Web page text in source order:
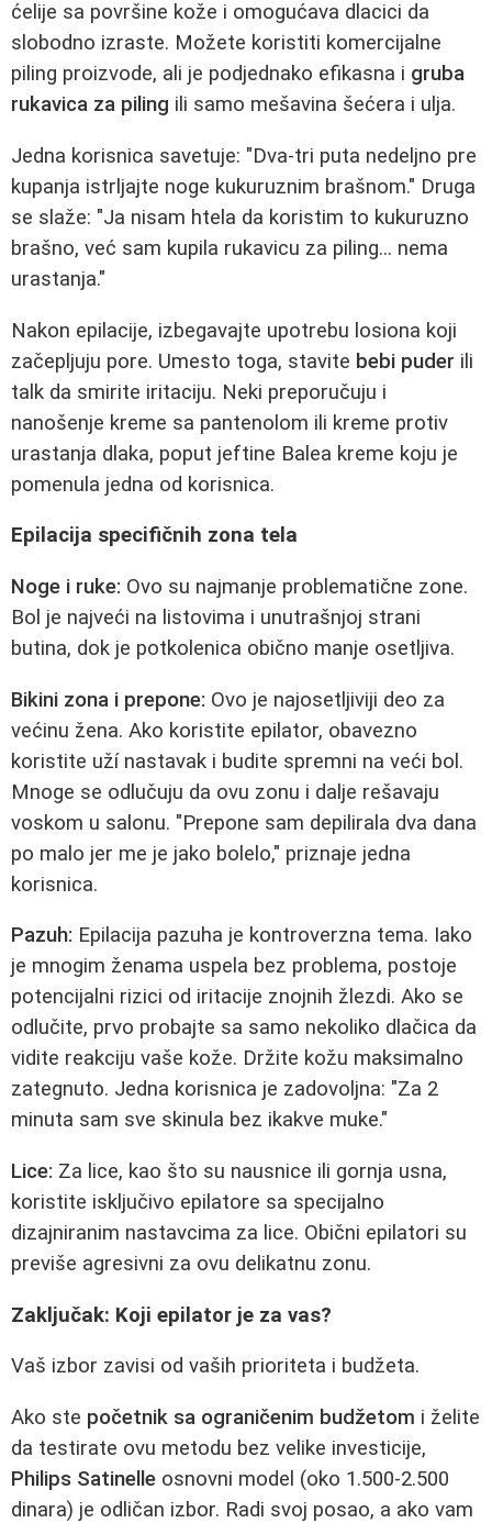
ćelije sa površine kože i omogućava dlacici da
slobodno izraste. Možete koristiti komercijalne
piling proizvode, ali je podjednako efikasna i gruba
rukavica za piling ili samo mešavina šećera i ulja.
Jedna korisnica savetuje: "Dva-tri puta nedeljno pre
kupanja istrljajte noge kukuruznim brašnom." Druga
se slaže: "Ja nisam htela da koristim to kukuruzno
brašno, već sam kupila rukavicu za piling... nema
urastanja."
Nakon epilacije, izbegavajte upotrebu losiona koji
začepljuju pore. Umesto toga, stavite bebi puder ili
talk da smirite iritaciju. Neki preporučuju i
nanošenje kreme sa pantenolom ili kreme protiv
urastanja dlaka, poput jeftine Balea kreme koju je
pomenula jedna od korisnica.
Epilacija specifičnih zona tela
Noge i ruke: Ovo su najmanje problematične zone.
Bol je najveći na listovima i unutrašnjoj strani
butina, dok je potkolenica obično manje osetljiva.
Bikini zona i prepone: Ovo je najosetljiviji deo za
većinu žena. Ako koristite epilator, obavezno
koristite uží nastavak i budite spremni na veći bol.
Mnoge se odlučuju da ovu zonu i dalje rešavaju
voskom u salonu. "Prepone sam depilirala dva dana
po malo jer me je jako bolelo," priznaje jedna
korisnica.
Pazuh: Epilacija pazuha je kontroverzna tema. Iako
je mnogim ženama uspela bez problema, postoje
potencijalni rizici od iritacije znojnih žlezdi. Ako se
odlučite, prvo probajte sa samo nekoliko dlačica da
vidite reakciju vaše kože. Držite kožu maksimalno
zategnuto. Jedna korisnica je zadovoljna: "Za 2
minuta sam sve skinula bez ikakve muke."
Lice: Za lice, kao što su nausnice ili gornja usna,
koristite isključivo epilatore sa specijalno
dizajniranim nastavcima za lice. Obični epilatori su
previše agresivni za ovu delikatnu zonu.
Zaključak: Koji epilator je za vas?
Vaš izbor zavisi od vaših prioriteta i budžeta.
Ako ste početnik sa ograničenim budžetom i želite
da testirate ovu metodu bez velike investicije,
Philips Satinelle osnovni model (oko 1.500-2.500
dinara) je odličan izbor. Radi svoj posao, a ako vam